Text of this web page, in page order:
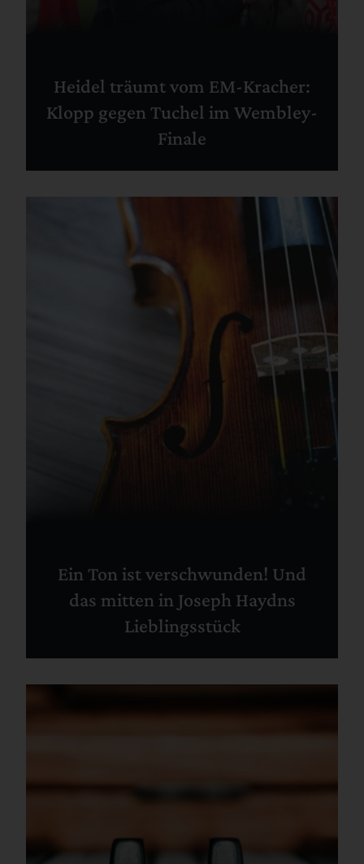
Heidel träumt vom EM-Kracher:
Klopp gegen Tuchel im Wembley-
Finale
Ein Ton ist verschwunden! Und
das mitten in Joseph Haydns
Lieblingsstück